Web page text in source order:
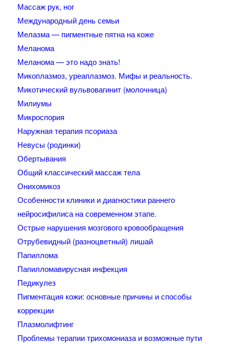
Массаж рук, ног
Международный день семьи
Мелазма — пигментные пятна на коже
Меланома
Меланома — это надо знать!
Микоплазмоз, уреаплазмоз. Мифы и реальность.
Микотический вульвовагинит (молочница)
Милиумы
Микроспория
Наружная терапия псориаза
Невусы (родинки)
Обертывания
Общий классический массаж тела
Онихомикоз
Особенности клиники и диагностики раннего
нейросифилиса на современном этапе.
Острые нарушения мозгового кровообращения
Отрубевидный (разноцветный) лишай
Папиллома
Папилломавирусная инфекция
Педикулез
Пигментация кожи: основные причины и способы
коррекции
Плазмолифтинг
Проблемы терапии трихомониаза и возможные пути